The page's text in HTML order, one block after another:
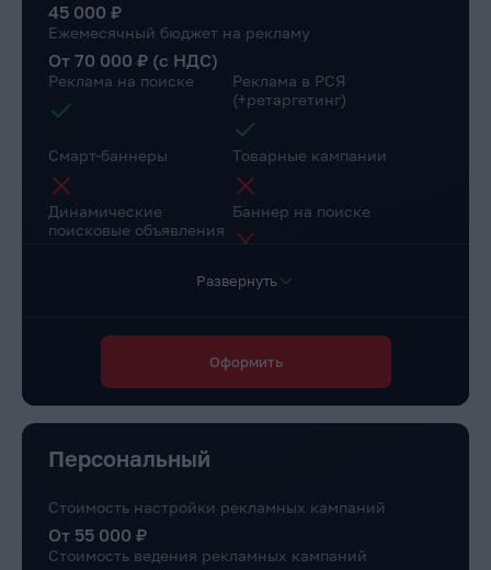
45 000 ₽
Ежемесячный бюджет на рекламу
От 70 000 ₽ (с НДС)
Реклама на поиске
Реклама в РСЯ
(+ретаргетинг)
Смарт-баннеры Товарные кампании
Динамические
поисковые объявления
Баннер на поиске
Коллтрекинг в подарок
Повышение конверсии сайта
Через рекомендации
Доступ в личный
кабинет клиента
Маркировка рекламы
Развернуть
Оформить
Персональный
Стоимость настройки рекламных кампаний
От 55 000 ₽
Стоимость ведения рекламных кампаний